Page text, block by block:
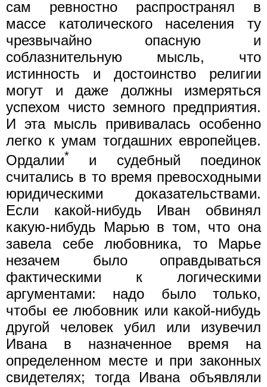
сам ревностно распространял в
массе католического населения ту
чрезвычайно опасную и
соблазнительную мысль, что
истинность и достоинство религии
могут и даже должны измеряться
успехом чисто земного предприятия.
И эта мысль прививалась особенно
легко к умам тогдашних европейцев.
Ордалии*
и судебный поединок
считались в то время превосходными
юридическими доказательствами.
Если какой-нибудь Иван обвинял
какую-нибудь Марью в том, что она
завела себе любовника, то Марье
незачем было оправдываться
фактическими к логическими
аргументами: надо было только,
чтобы ее любовник или какой-нибудь
другой человек убил или изувечил
Ивана в назначенное время на
определенном месте и при законных
свидетелях; тогда Ивана объявляли